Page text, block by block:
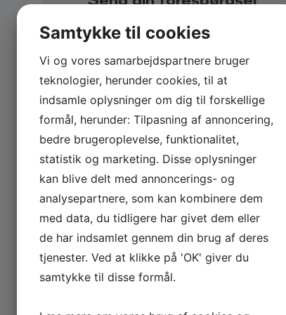
– Light In Your Heart (1990)
– Don’t Know Much About Love (1988)
– Black Wolf (1988)
– Talk It Out (1988)
Book Hanne Boel
Book en koncert med Hanne Boel ved at
Endnu mere om Hanne Boel
Hanne udvikler til stadighed sin karriere og
Send os en uforpligtende
lynhurtigt svar på eksempelvis
Vælg arrangementstype
Firma
Privat
Navn
E-mail *
Telefon
Samtykke til cookies
Vi og vores samarbejdspartnere bruger
teknologier, herunder cookies, til at
indsamle oplysninger om dig til forskellige
formål, herunder: Tilpasning af annoncering,
bedre brugeroplevelse, funktionalitet,
statistik og marketing. Disse oplysninger
kan blive delt med annoncerings- og
analysepartnere, som kan kombinere dem
med data, du tidligere har givet dem eller
de har indsamlet gennem din brug af deres
tjenester. Ved at klikke på 'OK' giver du
samtykke til disse formål.